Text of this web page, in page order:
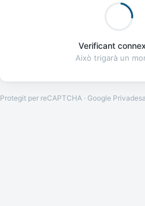
Verificant
Això trigarà un
Protegit per reCAPTCHA · Google Privadesa